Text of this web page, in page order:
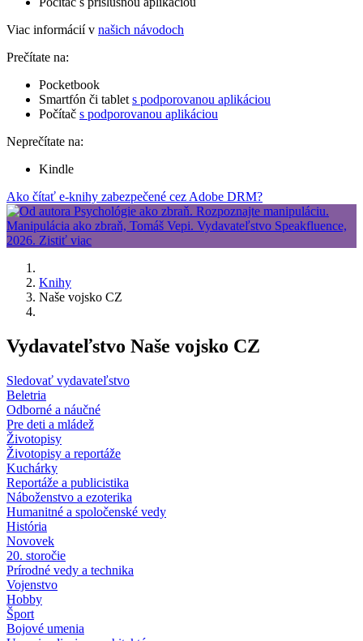
Viac informácií v našich návodoch
Prečítate na:
Pocketbook
Smartfón či tablet s podporovanou aplikáciou
Počítač s podporovanou aplikáciou
Neprečítate na:
Kindle
Ako čítať e-knihy zabezpečené cez Adobe DRM?
Knihy
Naše vojsko CZ
Vydavateľstvo Naše vojsko CZ
Sledovať vydavateľstvo
Beletria
Odborné a náučné
Pre deti a mládež
Životopisy
Životopisy a reportáže
Kuchárky
Reportáže a publicistika
Náboženstvo a ezoterika
Humanitné a spoločenské vedy
História
Novovek
20. storočie
Prírodné vedy a technika
Vojenstvo
Hobby
Šport
Bojové umenia